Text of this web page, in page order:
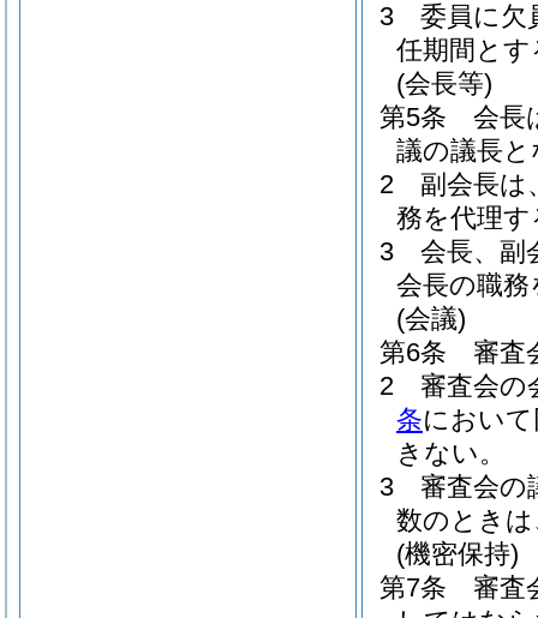
3
委員に欠
任期間とす
(会長等)
第5条
会長
議の議長
2
副会長は
務を代理す
3
会長、副
会長の職
(会議)
第6条
審査
2
審査会の
条におい
きない。
3
審査会の
数のとき
(機密保持)
第7条
審査